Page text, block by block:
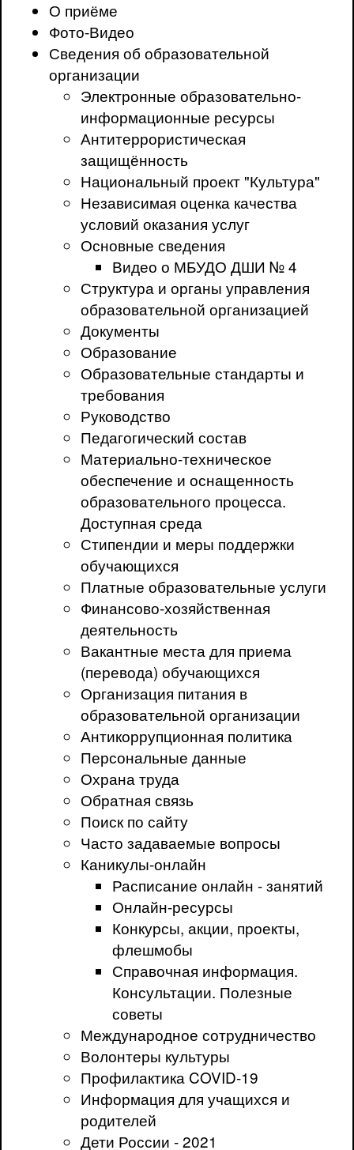
О приёме
Фото-Видео
Сведения об образовательной
организации
Электронные образовательно-
информационные ресурсы
Антитеррористическая
защищённость
Национальный проект "Культура"
Независимая оценка качества
условий оказания услуг
Основные сведения
Видео о МБУДО ДШИ № 4
Структура и органы управления
образовательной организацией
Документы
Образование
Образовательные стандарты и
требования
Руководство
Педагогический состав
Материально-техническое
обеспечение и оснащенность
образовательного процесса.
Доступная среда
Стипендии и меры поддержки
обучающихся
Платные образовательные услуги
Финансово-хозяйственная
деятельность
Вакантные места для приема
(перевода) обучающихся
Организация питания в
образовательной организации
Антикоррупционная политика
Персональные данные
Охрана труда
Обратная связь
Поиск по сайту
Часто задаваемые вопросы
Каникулы-онлайн
Расписание онлайн - занятий
Онлайн-ресурсы
Конкурсы, акции, проекты,
флешмобы
Справочная информация.
Консультации. Полезные
советы
Международное сотрудничество
Волонтеры культуры
Профилактика COVID-19
Информация для учащихся и
родителей
Дети России - 2021